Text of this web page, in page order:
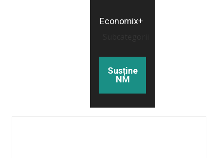
Economix+
Susține
NM